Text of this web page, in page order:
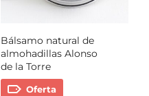
Bálsamo natural de
almohadillas Alonso
de la Torre
Oferta